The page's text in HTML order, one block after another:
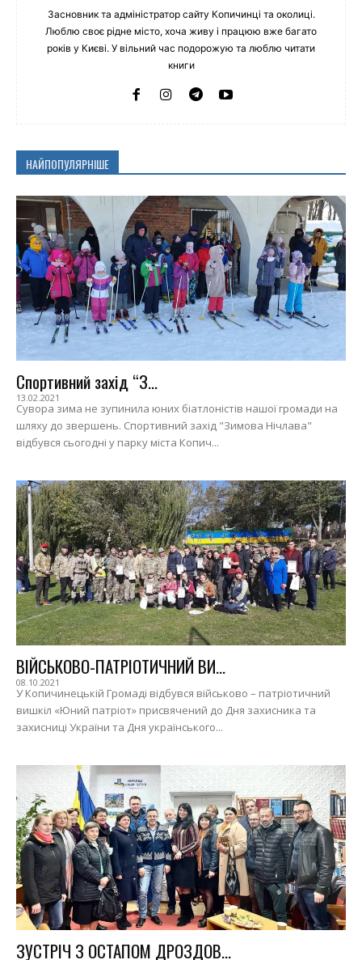
Засновник та адміністратор сайту Копичинці та околиці.
Люблю своє рідне місто, хоча живу і працюю вже багато
років у Києві. У вільний час подорожую та люблю читати
книги
НАЙПОПУЛЯРНІШЕ
Спортивний захід “З...
13.02.2021
Сувора зима не зупинила юних біатлоністів нашої громади на
шляху до звершень. Спортивний захід "Зимова Нічлава"
відбувся сьогодні у парку міста Копич...
ВІЙСЬКОВО-ПАТРІОТИЧНИЙ ВИ...
08.10.2021
У Копичинецькій Громаді відбувся військово – патріотичний
вишкіл «Юний патріот» присвячений до Дня захисника та
захисниці України та Дня українського...
ЗУСТРІЧ З ОСТАПОМ ДРОЗДОВ...